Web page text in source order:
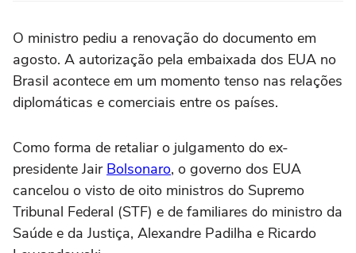
O ministro pediu a renovação do documento em
agosto. A autorização pela embaixada dos EUA no
Brasil acontece em um momento tenso nas relações
diplomáticas e comerciais entre os países.
Como forma de retaliar o julgamento do ex-
presidente Jair Bolsonaro, o governo dos EUA
cancelou o visto de oito ministros do Supremo
Tribunal Federal (STF) e de familiares do ministro da
Saúde e da Justiça, Alexandre Padilha e Ricardo